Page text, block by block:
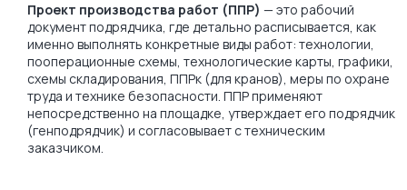
Проект производства работ (ППР) — это рабочий
документ подрядчика, где детально расписывается, как
именно выполнять конкретные виды работ: технологии,
пооперационные схемы, технологические карты, графики,
схемы складирования, ППРк (для кранов), меры по охране
труда и технике безопасности. ППР применяют
непосредственно на площадке, утверждает его подрядчик
(генподрядчик) и согласовывает с техническим
заказчиком.